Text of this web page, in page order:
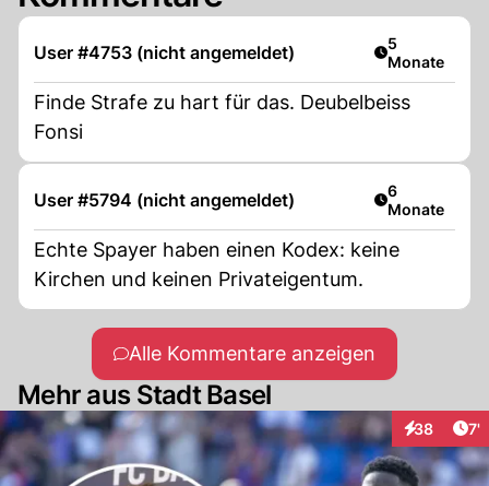
User #4753 (nicht angemeldet) Artikel
5
Monate
Finde Strafe zu hart für das. Deubelbeiss
Fonsi
User #5794 (nicht angemeldet) Artikel
6
Monate
Echte Spayer haben einen Kodex: keine
Kirchen und keinen Privateigentum.
Alle Kommentare anzeigen
Mehr aus Stadt Basel
38 7'